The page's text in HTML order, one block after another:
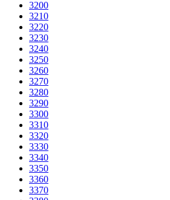
3200
3210
3220
3230
3240
3250
3260
3270
3280
3290
3300
3310
3320
3330
3340
3350
3360
3370